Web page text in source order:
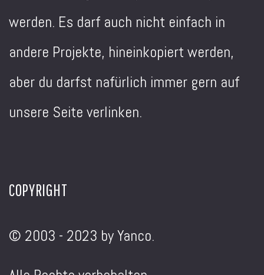
werden. Es darf auch nicht einfach in
andere Projekte, hineinkopiert werden,
aber du darfst nafürlich immer gern auf
unsere Seite verlinken.
COPYRIGHT
© 2003 - 2023 by Yanco.